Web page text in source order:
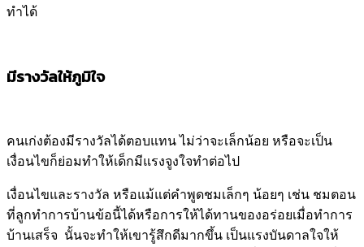
ทำได้
มีรางวัลให้ภูมิใจ
คนเก่งต้องมีรางวัลได้ตอบแทน ไม่ว่าจะเล็กน้อย หรือจะเป็น
เงื่อนไขก็ย่อมทำให้เด็กมีแรงจูงใจทำต่อไป
เงื่อนไขและรางวัล หรือแม้แต่คำพูดชมเล็กๆ น้อยๆ เช่น ชมตอน
ที่ลูกทำการบ้านข้อนี้ได้หรือการให้ได้ทานของอร่อยเมื่อทำการ
บ้านเสร็จ นั้นจะทำให้เขารู้สึกดีมากขึ้น เป็นแรงบันดาลใจให้